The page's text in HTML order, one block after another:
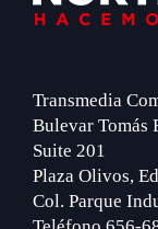
Transmedia
Bulevar Tomás
Suite 201
Plaza Olivos,
Col. Parque